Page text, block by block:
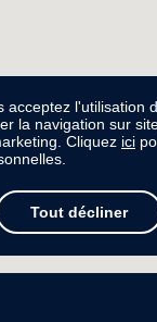
acceptez l'utilisation
la navigation sur
Cliquez ici
Tout décliner